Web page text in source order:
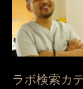
ラボ検索カ